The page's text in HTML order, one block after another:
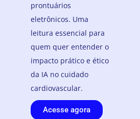
prontuários
eletrônicos. Uma
leitura essencial para
quem quer entender o
impacto prático e ético
da IA no cuidado
cardiovascular.
Acesse agora